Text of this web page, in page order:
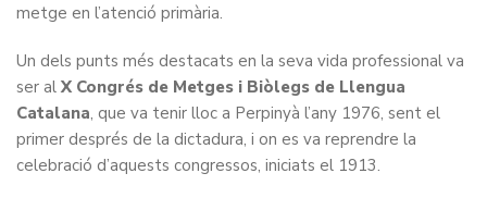
metge en l’atenció primària.
Un dels punts més destacats en la seva vida professional va
ser al X Congrés de Metges i Biòlegs de Llengua
Catalana, que va tenir lloc a Perpinyà l’any 1976, sent el
primer després de la dictadura, i on es va reprendre la
celebració d’aquests congressos, iniciats el 1913.